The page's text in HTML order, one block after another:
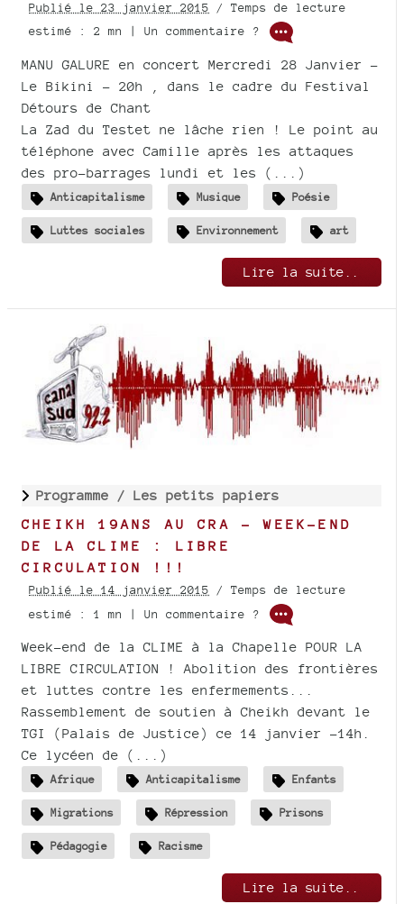
Publié le 23 janvier 2015 / Temps de lecture
estimé : 2 mn | Un commentaire ?
MANU GALURE en concert Mercredi 28 Janvier -
Le Bikini - 20h , dans le cadre du Festival
Détours de Chant
La Zad du Testet ne lâche rien ! Le point au
téléphone avec Camille après les attaques
des pro-barrages lundi et les (...)
Anticapitalisme Musique Poésie
Luttes sociales Environnement art
Lire la suite..
Programme / Les petits papiers
CHEIKH 19ANS AU CRA - WEEK-END
DE LA CLIME : LIBRE
CIRCULATION !!!
Publié le 14 janvier 2015 / Temps de lecture
estimé : 1 mn | Un commentaire ?
Week-end de la CLIME à la Chapelle POUR LA
LIBRE CIRCULATION ! Abolition des frontières
et luttes contre les enfermements...
Rassemblement de soutien à Cheikh devant le
TGI (Palais de Justice) ce 14 janvier -14h.
Ce lycéen de (...)
Afrique Anticapitalisme Enfants
Migrations Répression Prisons
Pédagogie Racisme
Lire la suite..